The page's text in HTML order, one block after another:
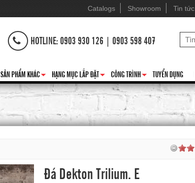
Catalogs Showroom Tin tức
HOTLINE: 0903 930 126 | 0903 598 407
+
SẢN PHẨM KHÁC
+
HẠNG MỤC LẮP ĐẶT
+
CÔNG TRÌNH TUYỂN DỤNG
Đá Dekton Trilium. E